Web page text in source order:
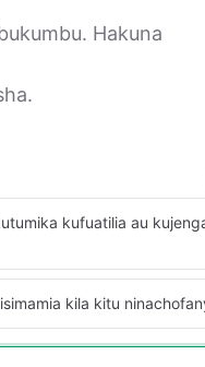
Hakuna
kufuatilia au
kila kitu